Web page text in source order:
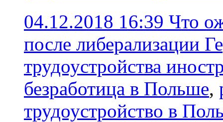
04.12.2018 16:39 Что
после либерализации
трудоустройства
безработица в Польше,
трудоустройство в